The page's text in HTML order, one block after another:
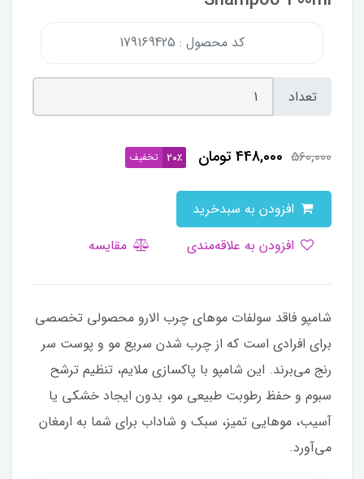
کد محصول : 179169425
تعداد
560,000
448,000تومان 20٪ تخفیف
مقایسه
شامپو فاقد سولفات موهای چرب الارو محصولی تخصصی
برای افرادی است که از چرب شدن سریع مو و پوست سر
رنج می‌برند. این شامپو با پاکسازی ملایم، تنظیم ترشح
سبوم و حفظ رطوبت طبیعی مو، بدون ایجاد خشکی یا
آسیب، موهایی تمیز، سبک و شاداب برای شما به ارمغان
می‌آورد.